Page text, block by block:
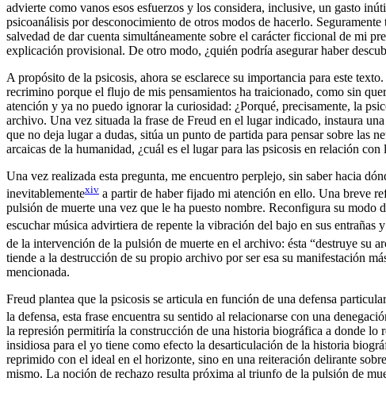
advierte como vanos esos esfuerzos y los considera, inclusive, un gasto
psicoanálisis por desconocimiento de otros modos de hacerlo.
salvedad de dar cuenta simultáneamente sobre el carácter ficcional de mi
explicación provisional. De otro modo, ¿quién podría asegurar haber
A propósito de la psicosis, ahora se esclarece su importancia para este
recrimino porque el flujo de mis pensamientos ha traicionado, como sin
atención y ya no puedo ignorar la curiosidad: ¿Porqué, precisamente, la
archivo. Una vez situada la frase de Freud en el lugar indicado, instaura
que no deja lugar a dudas, sitúa un punto de partida para pensar sobre las
arcaicas de la humanidad, ¿cuál es el lugar para las psicosis en relación con
Una vez realizada esta pregunta, me encuentro perplejo, sin saber hacia
inevitablementexiv a partir de haber fijado mi atención en ello. Una breve
pulsión de muerte una vez que le ha puesto nombre. Reconfigura su
escuchar música advirtiera de repente la vibración del bajo en sus
de la intervención de la pulsión de muerte en el archivo: ésta “destruye su
tiende a la destrucción de su propio archivo por ser esa su manifestación
mencionada.
Freud plantea que la psicosis se articula en función de una defensa
la defensa, esta frase encuentra su sentido al relacionarse con una
la represión permitiría la construcción de una historia biográfica a donde lo
insidiosa para el yo tiene como efecto la desarticulación de la historia
reprimido con el ideal en el horizonte, sino en una reiteración delirante
mismo. La noción de rechazo resulta próxima al triunfo de la pulsión de